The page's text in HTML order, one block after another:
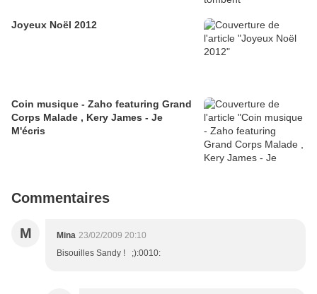
Joyeux Noël 2012
Coin musique - Zaho featuring Grand
Corps Malade , Kery James - Je
M'écris
Commentaires
M Mina 23/02/2009 20:10
Bisouilles Sandy ! ;):0010: